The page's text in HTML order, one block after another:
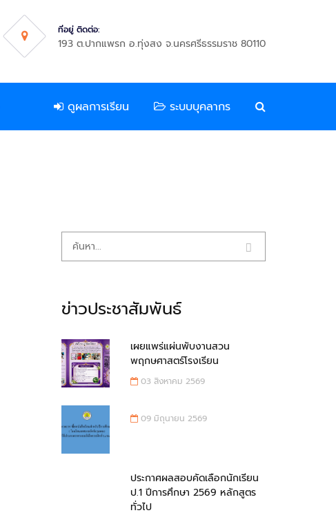
ที่อยู่ ติดต่อ:
193 ต.ปากแพรก อ.ทุ่งสง จ.นครศรีธรรมราช 80110
ดูผลการเรียน ระบบบุคลากร
ข่าวประชาสัมพันธ์
เผยแพร่แผ่นพับงานสวน
พฤกษศาสตร์โรงเรียน
03 สิงหาคม 2569
09 มิถุนายน 2569
ประกาศผลสอบคัดเลือกนักเรียน
ป.1 ปีการศึกษา 2569 หลักสูตร
ทั่วไป